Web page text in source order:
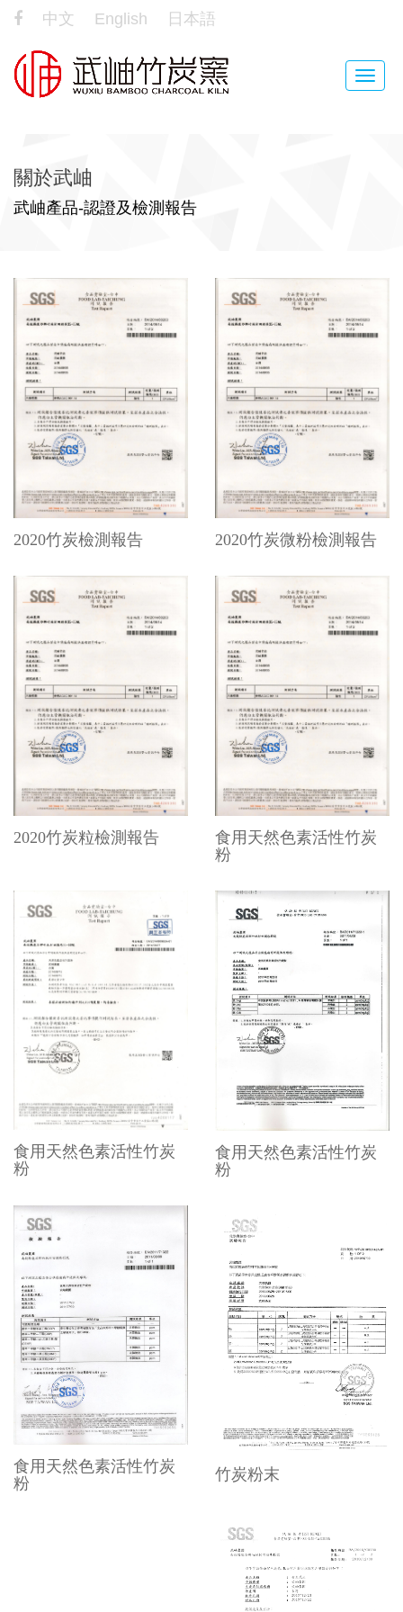
中文 English 日本語
Toggle
關於武岫
武岫產品-認證及檢測報告
2020竹炭檢測報告 2020竹炭微粉檢測報告
2020竹炭粒檢測報告
食用天然色素活性竹炭
粉
食用天然色素活性竹炭
粉
食用天然色素活性竹炭
粉
食用天然色素活性竹炭
粉
竹炭粉末